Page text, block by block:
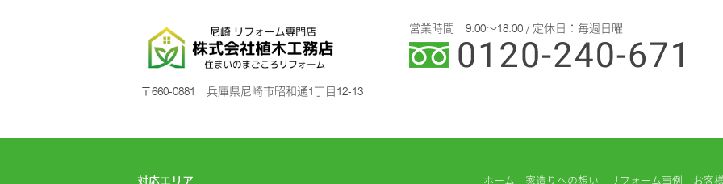
〒660-0881 兵庫県尼崎市昭和通1丁目12-13
営業時間 9:00～18:00 / 定休日：毎週日曜
対応エリア ホーム 家造りへの想い リフォーム事例 お客